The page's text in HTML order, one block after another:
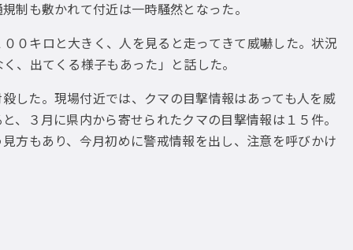
制も敷かれて付近は一時騒然となった。
０キロと大きく、人を見ると走ってきて威嚇した。状況
、出てくる様子もあった」と話した。
した。現場付近では、クマの目撃情報はあっても人を威
、３月に県内から寄せられたクマの目撃情報は１５件。
方もあり、今月初めに警戒情報を出し、注意を呼びかけ